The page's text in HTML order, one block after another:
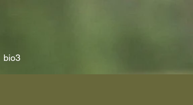
bio3